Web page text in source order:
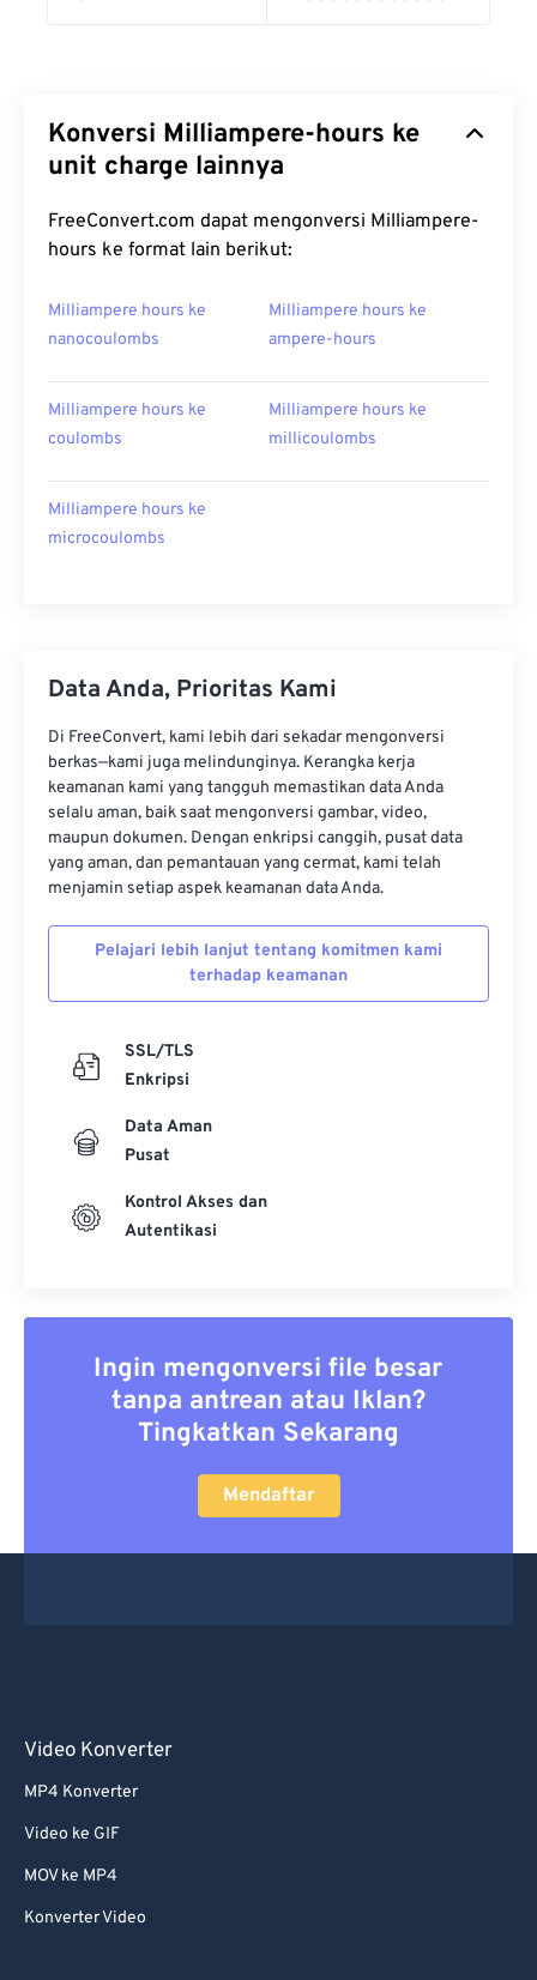
Konversi Milliampere-hours ke
unit charge lainnya
FreeConvert.com dapat mengonversi Milliampere-
hours ke format lain berikut:
Milliampere hours ke
nanocoulombs
Milliampere hours ke
ampere-hours
Milliampere hours ke
coulombs
Milliampere hours ke
millicoulombs
Milliampere hours ke
microcoulombs
Data Anda, Prioritas Kami
Di FreeConvert, kami lebih dari sekadar mengonversi
berkas—kami juga melindunginya. Kerangka kerja
keamanan kami yang tangguh memastikan data Anda
selalu aman, baik saat mengonversi gambar, video,
maupun dokumen. Dengan enkripsi canggih, pusat data
yang aman, dan pemantauan yang cermat, kami telah
menjamin setiap aspek keamanan data Anda.
Pelajari lebih lanjut tentang komitmen kami
terhadap keamanan
SSL/TLS
Enkripsi
Data Aman
Pusat
Kontrol Akses dan
Autentikasi
Ingin mengonversi file besar
tanpa antrean atau Iklan?
Tingkatkan Sekarang
Mendaftar
Video Konverter
MP4 Konverter
Video ke GIF
MOV ke MP4
Konverter Video